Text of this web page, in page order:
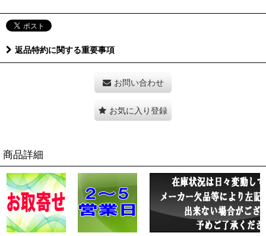
返品特約に関する重要事項
お問い合わせ
お気に入り登録
商品詳細